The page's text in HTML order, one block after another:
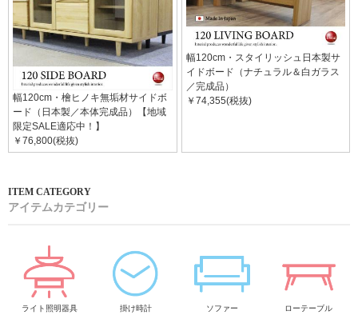
幅120cm・檜ヒノキ無垢材サイドボ
ード（日本製／本体完成品）【地域
限定SALE適応中！】
￥76,800(税抜)
幅120cm・スタイリッシュ日本製サ
イドボード（ナチュラル＆白ガラス
／完成品）
￥74,355(税抜)
アイテムカテゴリー
ライト照明器具 掛け時計 ソファー ローテーブル